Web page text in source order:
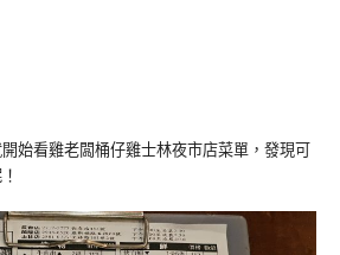
始看雞老闆桶仔雞士林夜市店菜單，發現可